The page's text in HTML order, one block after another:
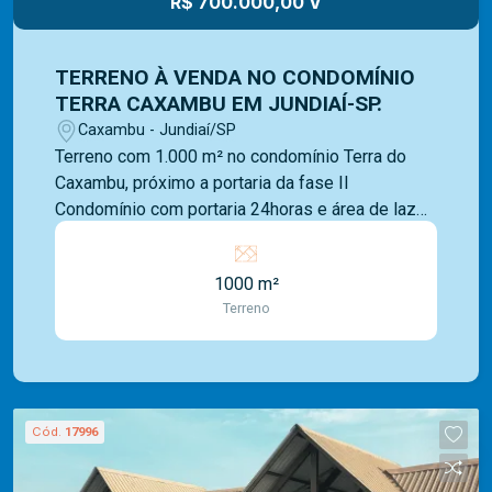
TERRENO À VENDA NO CONDOMÍNIO
TERRA CAXAMBU EM JUNDIAÍ-SP.
Caxambu - Jundiaí/SP
Terreno com 1.000 m² no condomínio Terra do
Caxambu, próximo a portaria da fase II
Condomínio com portaria 24horas e área de lazer
completa, com: piscinas, quadras poliesportivas
e espaço gourmet para eventos entre outros.
Somos uma imobiliária com mais de 40 anos de
mercado e com uma vasta experiência na
administração de imóveis para venda ou locação.
Mediterrâneo Imóveis é especializada e recebe
treinamento exclusivo para melhor te atender.
Ligue e solicite seu atendimento!
1000 m²
Terreno
Cód. 17996